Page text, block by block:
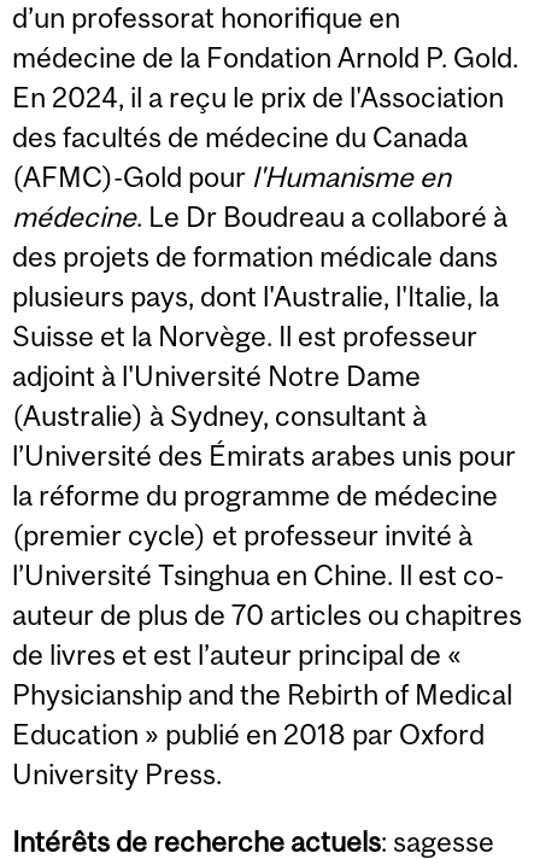
d’un professorat honorifique en
médecine de la Fondation Arnold P. Gold.
En 2024, il a reçu le prix de l'Association
des facultés de médecine du Canada
(AFMC)-Gold pour l'Humanisme en
médecine. Le Dr Boudreau a collaboré à
des projets de formation médicale dans
plusieurs pays, dont l'Australie, l'Italie, la
Suisse et la Norvège. Il est professeur
adjoint à l'Université Notre Dame
(Australie) à Sydney, consultant à
l’Université des Émirats arabes unis pour
la réforme du programme de médecine
(premier cycle) et professeur invité à
l’Université Tsinghua en Chine. Il est co-
auteur de plus de 70 articles ou chapitres
de livres et est l’auteur principal de «
Physicianship and the Rebirth of Medical
Education » publié en 2018 par Oxford
University Press.
Intérêts de recherche actuels: sagesse